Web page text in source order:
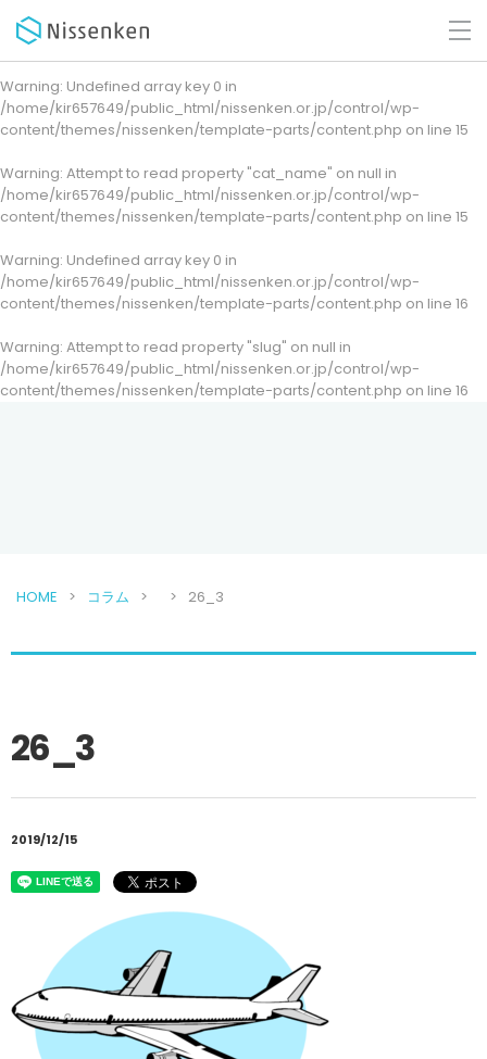
Warning: Undefined array key 0 in
/home/kir657649/public_html/nissenken.or.jp/control/wp-
content/themes/nissenken/template-parts/content.php on line 15
Warning: Attempt to read property "cat_name" on null in
/home/kir657649/public_html/nissenken.or.jp/control/wp-
content/themes/nissenken/template-parts/content.php on line 15
Warning: Undefined array key 0 in
/home/kir657649/public_html/nissenken.or.jp/control/wp-
content/themes/nissenken/template-parts/content.php on line 16
Warning: Attempt to read property "slug" on null in
/home/kir657649/public_html/nissenken.or.jp/control/wp-
content/themes/nissenken/template-parts/content.php on line 16
HOME コラム 26_3
26_3
2019/12/15